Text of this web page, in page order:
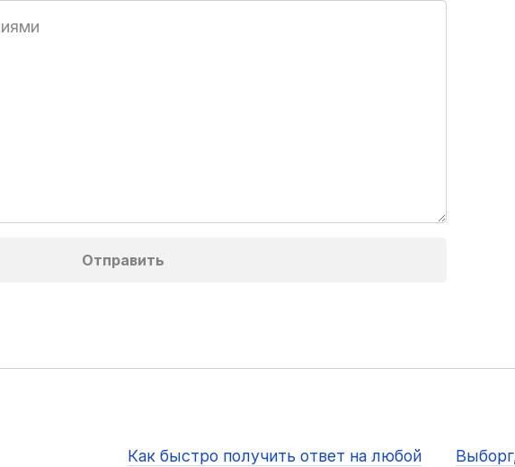
Как быстро получить ответ на любой